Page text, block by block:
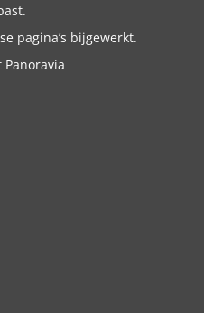
pagina’s bijgewerkt.